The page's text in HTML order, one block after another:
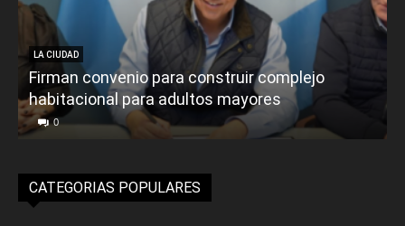
LA CIUDAD
Firman convenio para construir complejo
habitacional para adultos mayores
0
CATEGORIAS POPULARES